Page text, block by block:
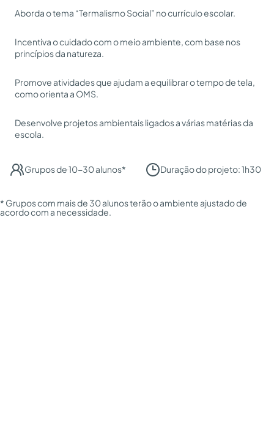
Aborda o tema “Termalismo Social” no currículo escolar.
Incentiva o cuidado com o meio ambiente, com base nos
princípios da natureza.
Promove atividades que ajudam a equilibrar o tempo de tela,
como orienta a OMS.
Desenvolve projetos ambientais ligados a várias matérias da
escola.
Grupos de 10-30 alunos* Duração do projeto: 1h30
* Grupos com mais de 30 alunos terão o ambiente ajustado de
acordo com a necessidade.